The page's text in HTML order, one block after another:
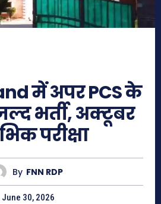
में अपर PCS के
भर्ती, अक्टूबर
परीक्षा
By FNN RDP
June 30, 2026